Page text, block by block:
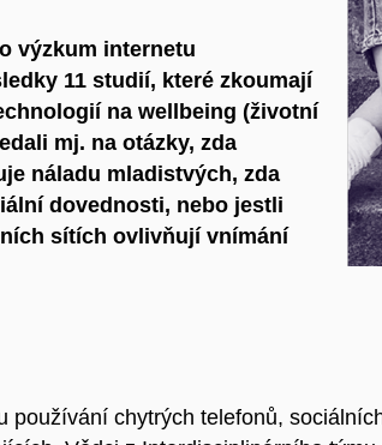
výzkum internetu
11 studií, které zkoumají
na wellbeing (životní
mj. na otázky, zda
náladu mladistvých, zda
dovednosti, nebo jestli
sítích ovlivňují vnímání
používání chytrých telefonů,